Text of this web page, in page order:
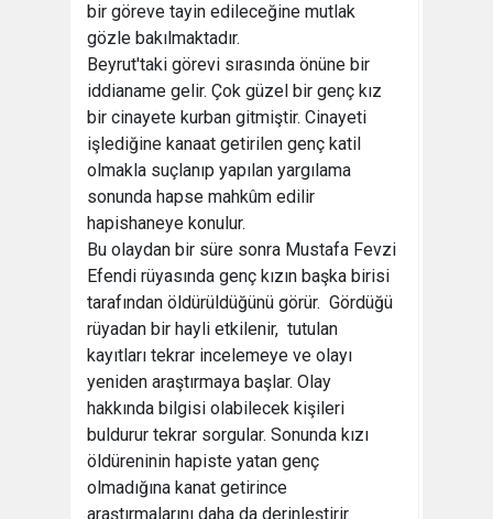
bir göreve tayin edileceğine mutlak
gözle bakılmaktadır.
Beyrut'taki görevi sırasında önüne bir
iddianame gelir. Çok güzel bir genç kız
bir cinayete kurban gitmiştir. Cinayeti
işlediğine kanaat getirilen genç katil
olmakla suçlanıp yapılan yargılama
sonunda hapse mahkûm edilir
hapishaneye konulur.
Bu olaydan bir süre sonra Mustafa Fevzi
Efendi rüyasında genç kızın başka birisi
tarafından öldürüldüğünü görür. Gördüğü
rüyadan bir hayli etkilenir, tutulan
kayıtları tekrar incelemeye ve olayı
yeniden araştırmaya başlar. Olay
hakkında bilgisi olabilecek kişileri
buldurur tekrar sorgular. Sonunda kızı
öldüreninin hapiste yatan genç
olmadığına kanat getirince
araştırmalarını daha da derinleştirir.